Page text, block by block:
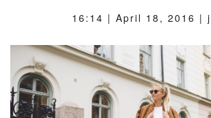
16:14 | April 18, 2016 |